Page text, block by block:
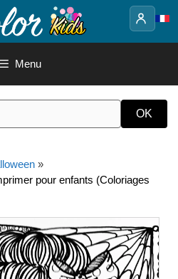
Menu
»
pour enfants (Coloriages